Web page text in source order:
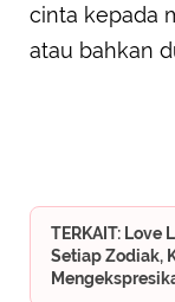
cinta kepada
atau bahkan
TERKAIT: Love
Setiap Zodiak,